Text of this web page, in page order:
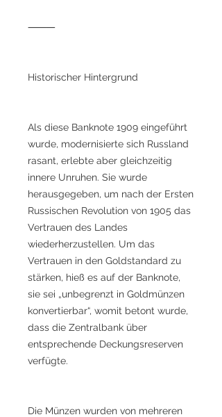
⸻
Historischer Hintergrund
Als diese Banknote 1909 eingeführt
wurde, modernisierte sich Russland
rasant, erlebte aber gleichzeitig
innere Unruhen. Sie wurde
herausgegeben, um nach der Ersten
Russischen Revolution von 1905 das
Vertrauen des Landes
wiederherzustellen. Um das
Vertrauen in den Goldstandard zu
stärken, hieß es auf der Banknote,
sie sei „unbegrenzt in Goldmünzen
konvertierbar“, womit betont wurde,
dass die Zentralbank über
entsprechende Deckungsreserven
verfügte.
Die Münzen wurden von mehreren